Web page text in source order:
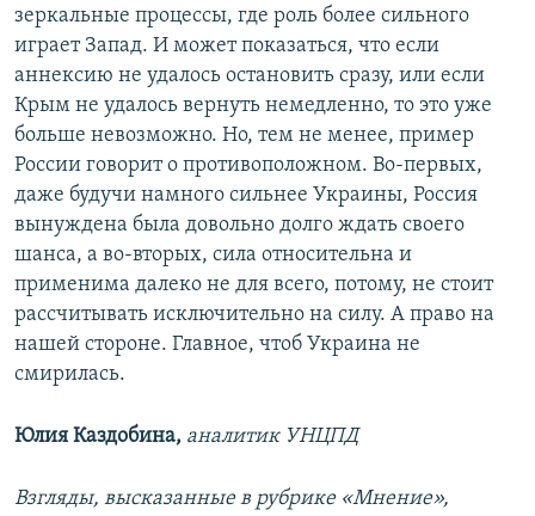
зеркальные процессы, где роль более сильного
играет Запад. И может показаться, что если
аннексию не удалось остановить сразу, или если
Крым не удалось вернуть немедленно, то это уже
больше невозможно. Но, тем не менее, пример
России говорит о противоположном. Во-первых,
даже будучи намного сильнее Украины, Россия
вынуждена была довольно долго ждать своего
шанса, а во-вторых, сила относительна и
применима далеко не для всего, потому, не стоит
рассчитывать исключительно на силу. А право на
нашей стороне. Главное, чтоб Украина не
смирилась.
Юлия Каздобина, аналитик УНЦПД
Взгляды, высказанные в рубрике «Мнение»,